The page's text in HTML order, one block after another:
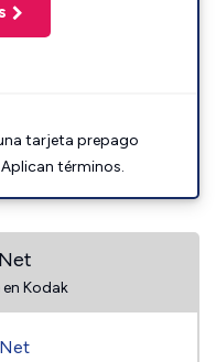
tarjeta prepago
términos.
Kodak